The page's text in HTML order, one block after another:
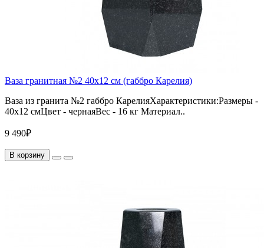
Ваза гранитная №2 40х12 см (габбро Карелия)
Ваза из гранита №2 габбро КарелияХарактеристики:Размеры -
40х12 смЦвет - чернаяВес - 16 кг Материал..
9 490₽
В корзину